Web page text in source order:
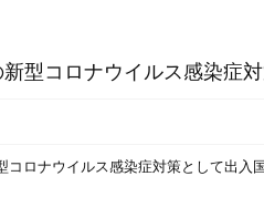
型コロナウイルス感染症
コロナウイルス感染症対策として出